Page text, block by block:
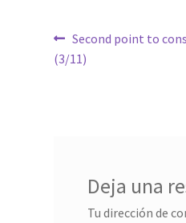
Navegación
de
Anterior:
Second point to
(3/11)
Deja una
Tu dirección de